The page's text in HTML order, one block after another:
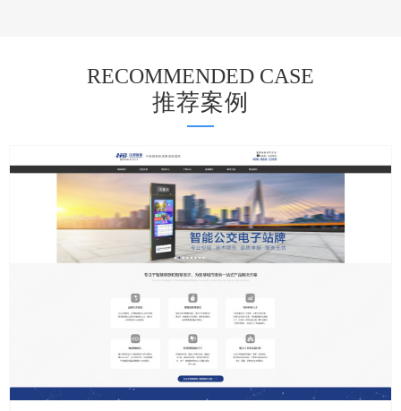
RECOMMENDED CASE
推荐案例